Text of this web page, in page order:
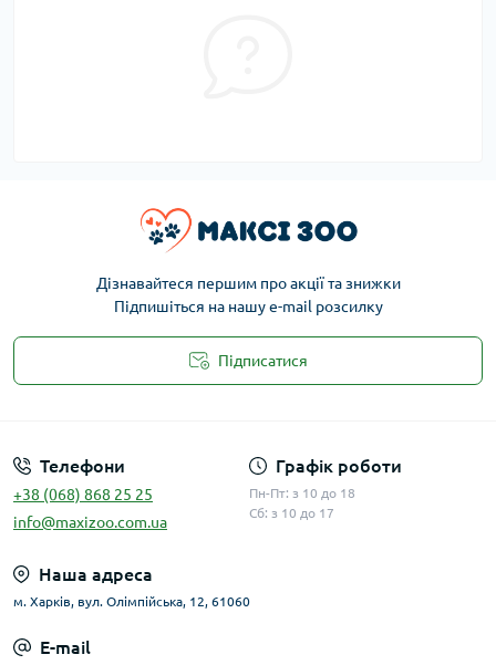
Дізнавайтеся першим про акції та знижки
Підпишіться на нашу e-mail розсилку
Підписатися
Телефони
+38 (068) 868 25 25
info@maxizoo.com.ua
Графік роботи
Пн-Пт: з 10 до 18
Сб: з 10 до 17
Наша адреса
м. Харків, вул. Олімпійська, 12, 61060
E-mail